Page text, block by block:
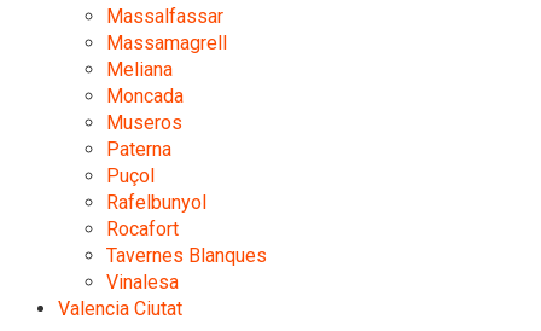
Massalfassar
Massamagrell
Meliana
Moncada
Museros
Paterna
Puçol
Rafelbunyol
Rocafort
Tavernes Blanques
Vinalesa
Valencia Ciutat